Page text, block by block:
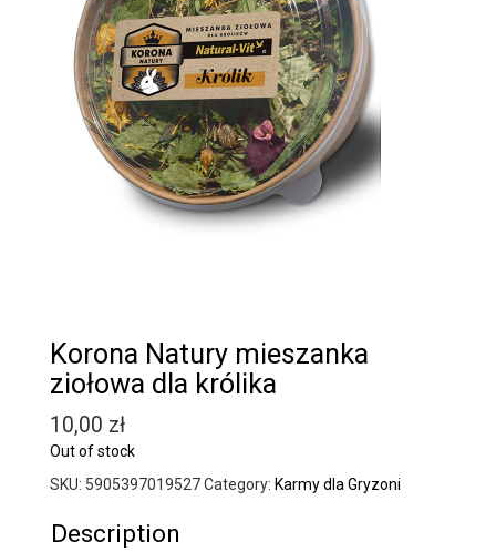
Korona Natury mieszanka
ziołowa dla królika
10,00 zł
Out of stock
SKU: 5905397019527Category: Karmy dla Gryzoni
Description